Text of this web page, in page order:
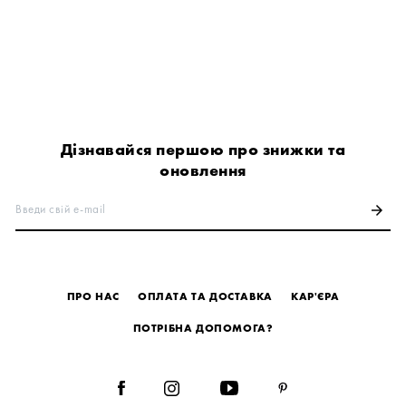
Дізнавайся першою про знижки та
оновлення
Введи свій e-mail arrow_forward
ПРО НАС ОПЛАТА ТА ДОСТАВКА КАР'ЄРА
ПОТРІБНА ДОПОМОГА?